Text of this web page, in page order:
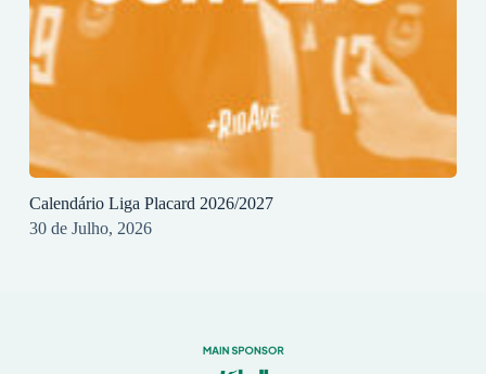
Calendário Liga Placard 2026/2027
30 de Julho, 2026